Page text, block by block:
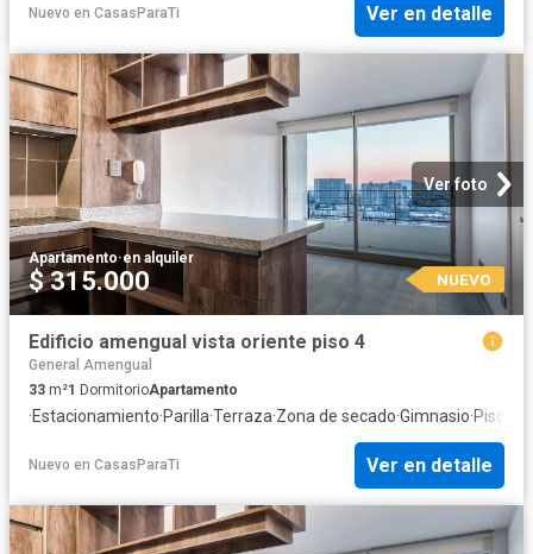
Nuevo en CasasParaTi Ver en detalle
Ver foto
Apartamento·en alquiler
$ 315.000 NUEVO
Edificio amengual vista oriente piso 4
General Amengual
33 m²1 DormitorioApartamento
·Estacionamiento·Parilla·Terraza·Zona de secado·Gimnasio·Piscina
Nuevo en CasasParaTi Ver en detalle